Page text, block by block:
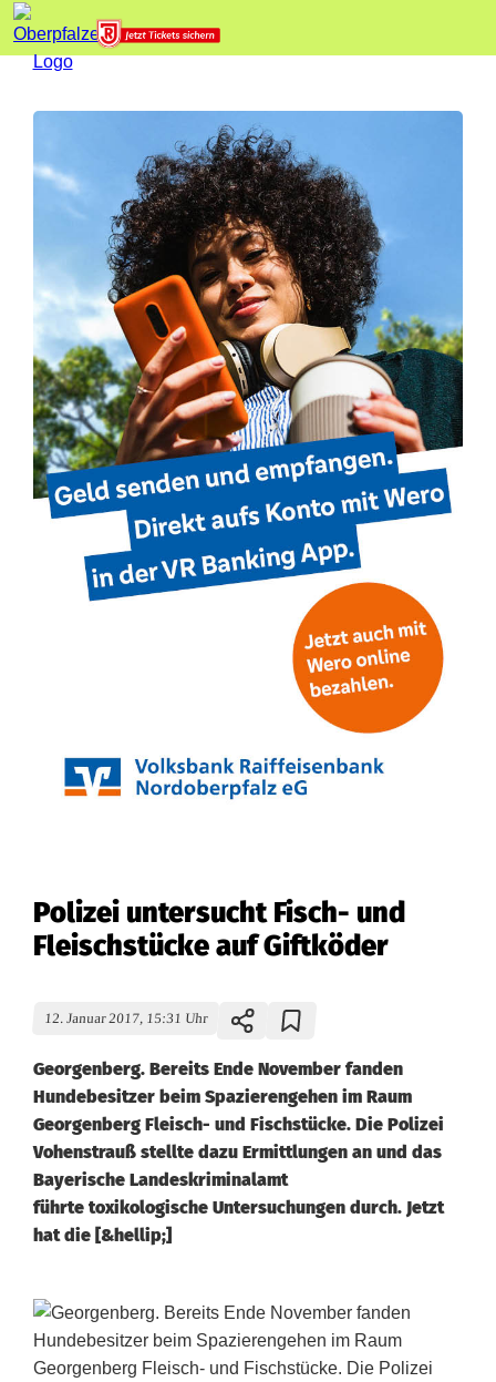
Polizei untersucht Fisch- und
Fleischstücke auf Giftköder
12. Januar 2017, 15:31 Uhr
Georgenberg. Bereits Ende November fanden
Hundebesitzer beim Spazierengehen im Raum
Georgenberg Fleisch- und Fischstücke. Die Polizei
Vohenstrauß stellte dazu Ermittlungen an und das
Bayerische Landeskriminalamt
führte toxikologische Untersuchungen durch. Jetzt
hat die [&hellip;]